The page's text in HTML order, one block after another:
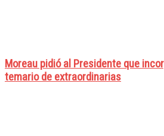
Moreau pidió al Presidente que
temario de extraordinarias